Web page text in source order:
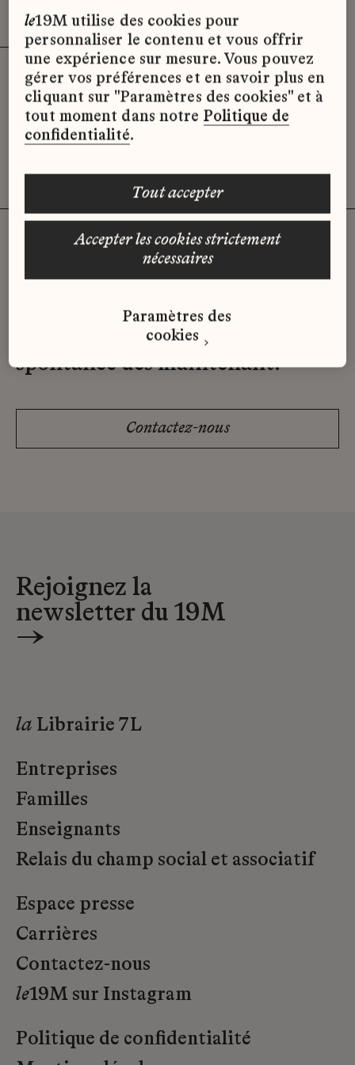
Désolé, il semble qu’il n’y ait pas
d’offres d’emploi disponibles pour le
moment.
Vous n'avez pas trouvé d'offre
qui correspond à votre profil ?
Envoyez-nous votre candidature
spontanée dès maintenant.
Contactez-nous
Rejoignez la
newsletter du 19M
→
la Librairie 7L
Entreprises
Familles
Enseignants
Relais du champ social et associatif
Espace presse
Carrières
Contactez-nous
le19M sur Instagram
Politique de confidentialité
le19M utilise des cookies pour
personnaliser le contenu et vous offrir
une expérience sur mesure. Vous pouvez
gérer vos préférences et en savoir plus en
cliquant sur "Paramètres des cookies" et à
tout moment dans notre Politique de
confidentialité.
accepter les cookies strictement
nécessaires
tout accepter
Paramètres des
cookies